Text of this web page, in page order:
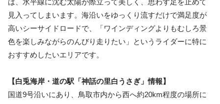
見入ってしまいます。海沿いをゆっくり流すだけで満足度が
高いシーサイドロードで、「ワインディングよりもむしろ景
色を楽しみながらのんびり走りたい」というライダーに特に
おすすめしたいエリアです。
【白兎海岸・道の駅「神話の里白うさぎ」情報】
国道9号沿いにあり、鳥取市内から西へ約20km程度の場所に